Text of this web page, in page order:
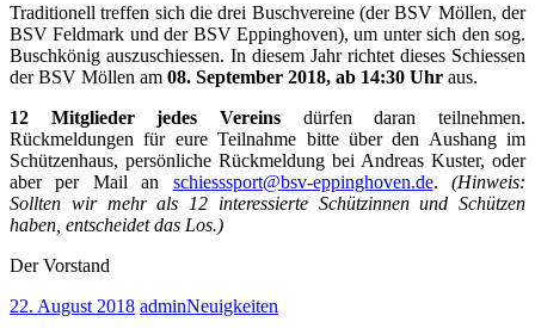
Traditionell treffen sich die drei Buschvereine (der BSV Möllen, der
BSV Feldmark und der BSV Eppinghoven), um unter sich den sog.
Buschkönig auszuschiessen. In diesem Jahr richtet dieses Schiessen
der BSV Möllen am 08. September 2018, ab 14:30 Uhr aus.
12 Mitglieder jedes Vereins dürfen daran teilnehmen.
Rückmeldungen für eure Teilnahme bitte über den Aushang im
Schützenhaus, persönliche Rückmeldung bei Andreas Kuster, oder
aber per Mail an schiesssport@bsv-eppinghoven.de.(Hinweis:
Sollten wir mehr als 12 interessierte Schützinnen und Schützen
haben, entscheidet das Los.)
Der Vorstand
22. August 2018 adminNeuigkeiten